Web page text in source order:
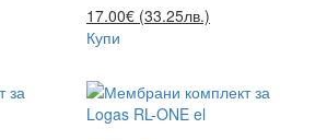
17.00€ (33.25лв.)
Купи